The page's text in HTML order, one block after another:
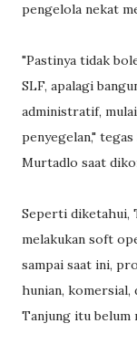
pengelola nekat
"Pastinya tidak
SLF, apalagi
administratif,
penyegelan,"
Murtadlo saat
Seperti diketahui,
melakukan soft
sampai saat ini,
hunian,
Tanjung itu belum